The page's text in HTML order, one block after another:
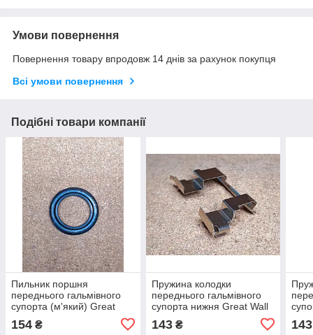
Умови повернення
Повернення товару впродовж 14 днів за рахунок покупця
Всі умови повернення
Подібні товари компанії
Пильник поршня
переднього гальмівного
супорта (м'який) Great
Wall Pegasus , Грейт Вол
Пегасус
154 ₴
Пружина колодки
переднього гальмівного
супорта нижня Great Wall
Пегасус
143₴ 143